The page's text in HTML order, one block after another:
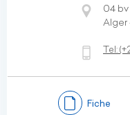
04
Alger
Tel:
Fiche